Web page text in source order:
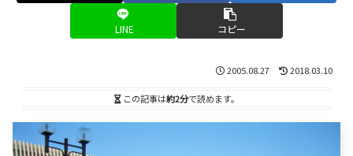
LINE コピー
2005.08.27 2018.03.10
この記事は約2分で読めます。